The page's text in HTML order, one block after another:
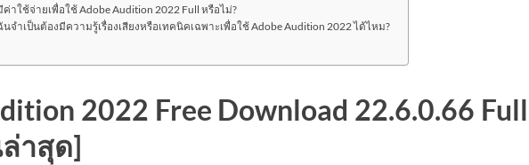
าใช้จ่ายเพื่อใช้ Adobe Audition 2022 Full หรือไม่?
จำเป็นต้องมีความรู้เรื่องเสียงหรือเทคนิคเฉพาะเพื่อใช้ Adobe Audition 2022 ได้ไหม?
2022 Free Download 22.6.0.66 Full
าสุด]